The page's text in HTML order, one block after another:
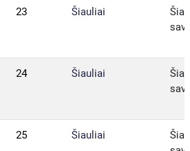
23 Šiauliai
sav.
24 Šiauliai
sav.
25 Šiauliai